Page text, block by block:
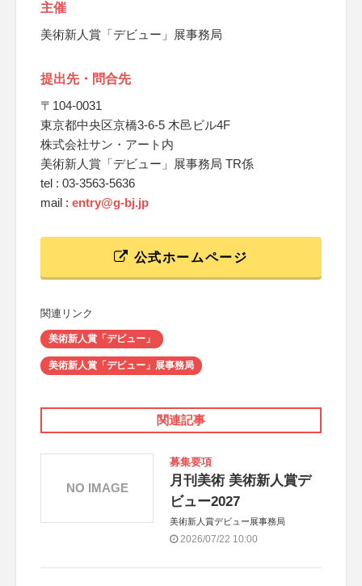
主催
美術新人賞「デビュー」展事務局
提出先・問合先
〒104-0031
東京都中央区京橋3-6-5 木邑ビル4F
株式会社サン・アート内
美術新人賞「デビュー」展事務局 TR係
tel : 03-3563-5636
mail : entry@g-bj.jp
公式ホームページ
関連リンク
美術新人賞「デビュー」
美術新人賞「デビュー」展事務局
関連記事
募集要項
月刊美術 美術新人賞デ
ビュー2027
美術新人賞デビュー展事務局
2026/07/22 10:00
NO IMAGE